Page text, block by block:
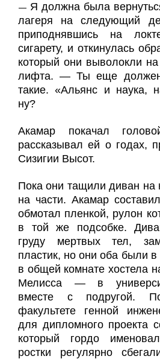
— Я должна была
лагеря на следующий
приподнявшись на
сигарету, и откинулась
который они выволокли
лифта. — Ты еще должен
такие. «Альянс и наука,
ну?
Акамар покачал
рассказывал ей о годах,
Сизигии Высот.
Пока они тащили диван на
на части. Акамар
обмотал пленкой, рулон
в той же подсобке.
груду мертвых тел,
пластик, но они оба были
в общей комнате хостела
Мелисса — в
вместе с подругой.
факультете генной
для дипломного проекта
который гордо
ростки регулярно